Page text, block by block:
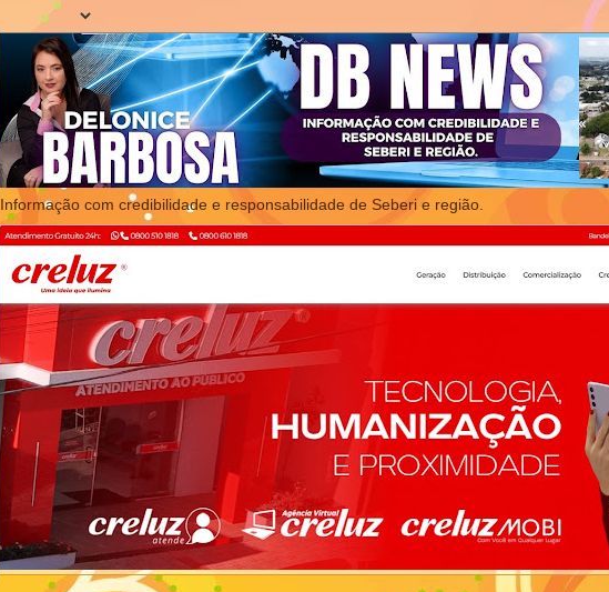
Informação com credibilidade e responsabilidade de Seberi e região.